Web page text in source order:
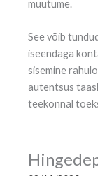
muutume.
See võib
iseendaga
sisemine
autentsus
teekonnal